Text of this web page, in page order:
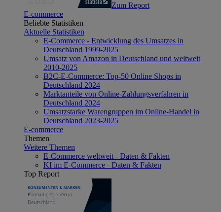
Zum Report
E-commerce
Beliebte Statistiken
Aktuelle Statistiken
E-Commerce - Entwicklung des Umsatzes in
Deutschland 1999-2025
Umsatz von Amazon in Deutschland und weltweit
2010-2025
B2C-E-Commerce: Top-50 Online Shops in
Deutschland 2024
Marktanteile von Online-Zahlungsverfahren in
Deutschland 2024
Umsatzstarke Warengruppen im Online-Handel in
Deutschland 2023-2025
E-commerce
Themen
Weitere Themen
E-Commerce weltweit - Daten & Fakten
KI im E-Commerce - Daten & Fakten
Top Report